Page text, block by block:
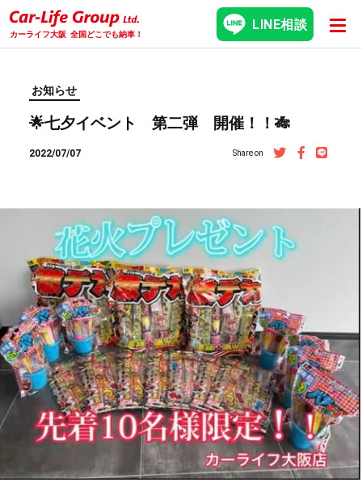
カーライフ大阪 全国どこでも納車！
LINE相談
お知らせ
🌟七夕イベント 第二弾 開催！！🎋
2022/07/07 Share on